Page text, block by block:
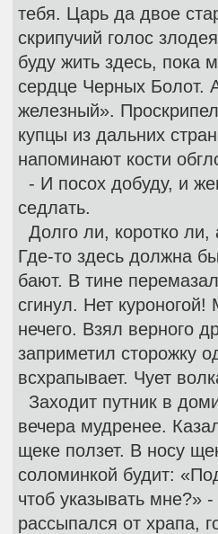
тебя. Царь да двое
скрипучий голос
буду жить здесь, пока
сердце Черных Болот.
железный».
купцы из дальних
напоминают кости
- И посох добуду, и
седлать.
Долго ли, коротко
Где-то здесь должна
бают. В тине
сгинул. Нет
нечего. Взял верного
заприметил сторожку
всхрапывает. Чует
Заходит путник в
вечера мудренее.
щеке ползет. В носу
соломинкой будит:
чтоб указывать мне?»
рассыпался от храпа,